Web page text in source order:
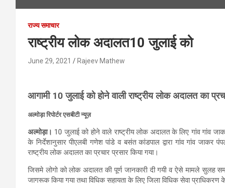
राज्य समाचार
राष्ट्रीय लोक अदालत10 जुलाई को
June 29, 2021 Rajeev Mathew
आगामी 10 जुलाई को होने वाली राष्ट्रीय लोक अदालत का
अल्मोड़ा रिपोर्टर एसबीटी न्यूज़
अल्मोड़ा। 10 जुलाई को होने वाले राष्ट्रीय लोक अदालत के लिए गांव गांव
के निर्देशानुसार पीएलबी गणेश पांडे व बसंत कांडपाल द्वारा गांव गांव जाकर
राष्ट्रीय लोक अदालत का प्रचार प्रसार किया गया।
जिसमे लोगो को लोक अदालत की पूर्ण जानकारी दी गयी व ऐसे मामले सुलह
जागरूक किया गया तथा विधिक सहायता के लिए जिला विधिक सेवा